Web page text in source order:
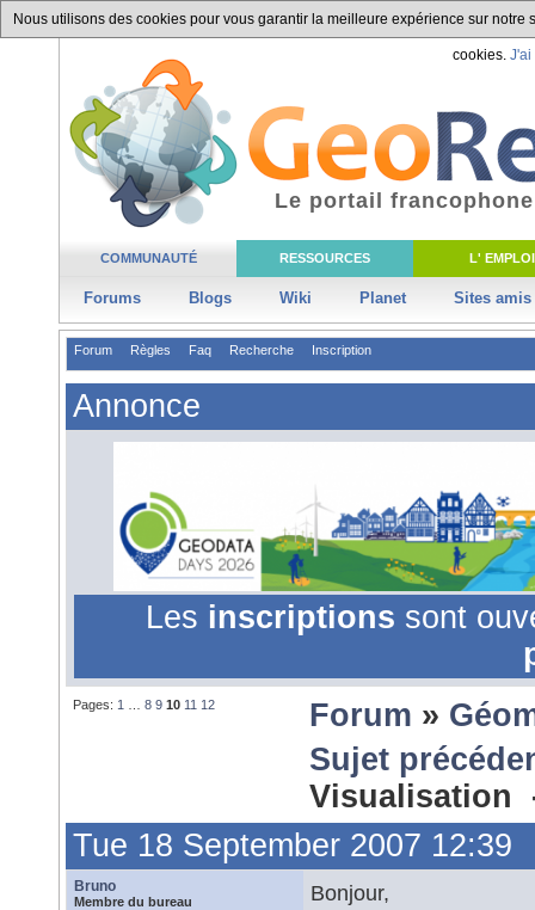
Nous utilisons des cookies pour vous garantir la meilleure expérience sur
cookies. J'ai
COMMUNAUTÉ RESSOURCES L' EMPLOI
Forums Blogs Wiki Planet Sites amis
Le portail
Forum Règles Faq Recherche Inscription
Annonce
Les inscriptions sont
Pages: 1 8 9 10 11 12 Forum »
Sujet
Tue 18 September 2007 12:39
Bruno
Membre du bureau
Bonjour,